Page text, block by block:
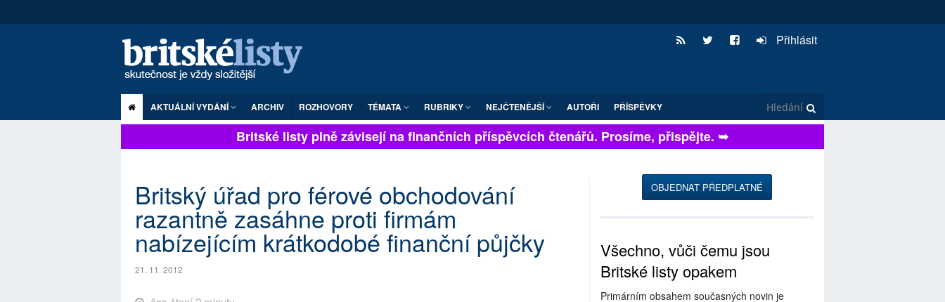
Přihlásit
AKTUÁLNÍ VYDÁNÍ ARCHIV ROZHOVORY TÉMATA RUBRIKY NEJČTENĚJŠÍ AUTOŘI PŘÍSPĚVKY
Britské listy plně závisejí na finančních příspěvcích čtenářů. Prosíme, přispějte. ➥
Britský úřad pro férové obchodování
razantně zasáhne proti firmám
nabízejícím krátkodobé finanční půjčky
21. 11. 2012
OBJEDNAT PŘEDPLATNÉ
Všechno, vůči čemu jsou
Britské listy opakem
Primárním obsahem současných novin je